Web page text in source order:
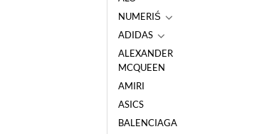
NUMERIŚ
ADIDAS
ALEXANDER
MCQUEEN
AMIRI
ASICS
BALENCIAGA